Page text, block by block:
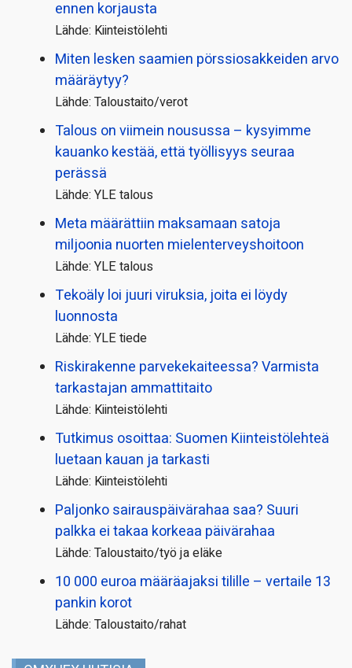
ennen korjausta
Lähde: Kiinteistölehti
Miten lesken saamien pörssi­osakkeiden arvo
määräytyy?
Lähde: Taloustaito/verot
Talous on viimein nousussa – kysyimme
kauanko kestää, että työllisyys seuraa
perässä
Lähde: YLE talous
Meta määrättiin maksamaan satoja
miljoonia nuorten mielenterveyshoitoon
Lähde: YLE talous
Tekoäly loi juuri viruksia, joita ei löydy
luonnosta
Lähde: YLE tiede
Riskirakenne parvekekaiteessa? Varmista
tarkastajan ammattitaito
Lähde: Kiinteistölehti
Tutkimus osoittaa: Suomen Kiinteistölehteä
luetaan kauan ja tarkasti
Lähde: Kiinteistölehti
Paljonko sairauspäivä­rahaa saa? Suuri
palkka ei takaa korkeaa päivärahaa
Lähde: Taloustaito/työ ja eläke
10 000 euroa määräajaksi tilille – vertaile 13
pankin korot
Lähde: Taloustaito/rahat